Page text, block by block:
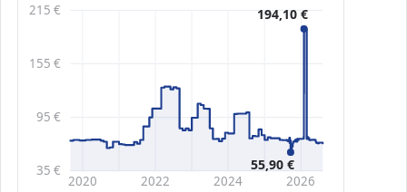
35 €
95 €
155 €
215 €
2020 2022 2024 2026
194,10 €
55,90 €